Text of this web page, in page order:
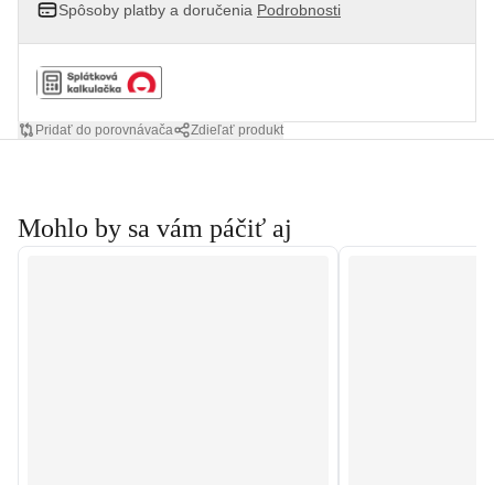
Spôsoby platby a doručenia Podrobnosti
Pridať do porovnávača Zdieľať produkt
Mohlo by sa vám páčiť aj